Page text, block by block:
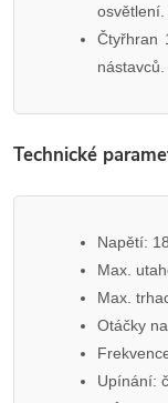
osvětlení.
Čtyřhran
nástavců.
Technické
Napětí:
Max.
Max.
Otáčky
Upínání: